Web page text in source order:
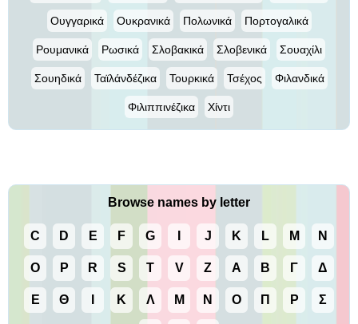
Ουγγαρικά Ουκρανικά Πολωνικά Πορτογαλικά
Ρουμανικά Ρωσικά Σλοβακικά Σλοβενικά Σουαχίλι
Σουηδικά Ταϊλάνδέζικα Τουρκικά Τσέχος Φιλανδικά
Φιλιππινέζικα Χίντι
Browse names by letter
C D E F G J K L M N
O P R S T V Z Α Β Γ Δ
Ε Θ Κ Λ Μ Ν Ο Π Ρ Σ